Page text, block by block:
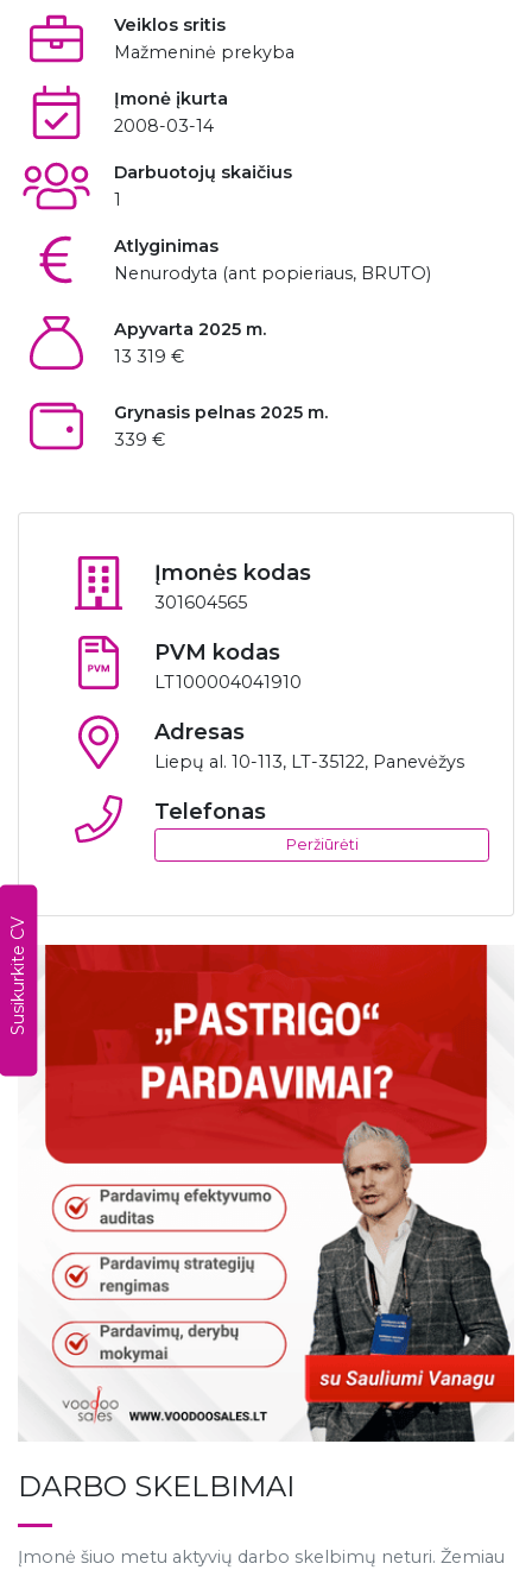
Susikurkite CV
Veiklos sritis
Mažmeninė prekyba
Įmonė įkurta
2008-03-14
Darbuotojų skaičius
1
Atlyginimas
Nenurodyta (ant popieriaus, BRUTO)
Apyvarta 2025 m.
13 319 €
Grynasis pelnas 2025 m.
339 €
Įmonės kodas
301604565
PVM kodas
LT100004041910
Adresas
Liepų al. 10-113, LT-35122, Panevėžys
Telefonas
Peržiūrėti
DARBO SKELBIMAI
Įmonė šiuo metu aktyvių darbo skelbimų neturi. Žemiau